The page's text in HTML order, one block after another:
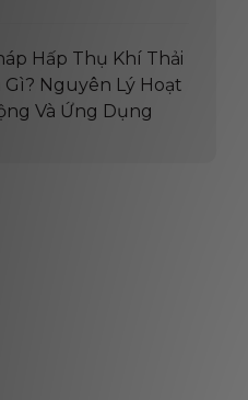
Hấp Thụ Khí Thải
Gì? Nguyên Lý Hoạt
Và Ứng Dụng